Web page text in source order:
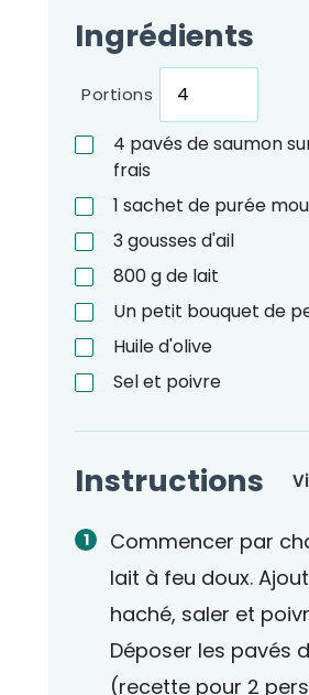
Ingrédients
Portions
4 pavés de saumon
frais
1 sachet de purée
3gousses d'ail
800gde lait
Un petit bouquet de
Huile d'olive
Sel et poivre
Instructions
Commencer par
lait à feu doux.
haché, saler et
Déposer les pavés
(recette pour 2